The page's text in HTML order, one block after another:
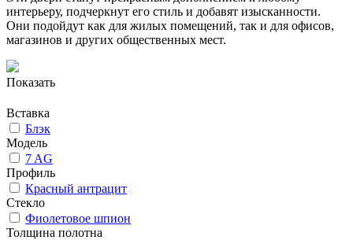
интерьеру, подчеркнут его стиль и добавят изысканности.
Они подойдут как для жилых помещений, так и для офисов,
магазинов и других общественных мест.
Показать
Вставка
Блэк
Модель
7 AG
Профиль
Красный антрацит
Стекло
Фиолетовое шпион
Толщина полотна